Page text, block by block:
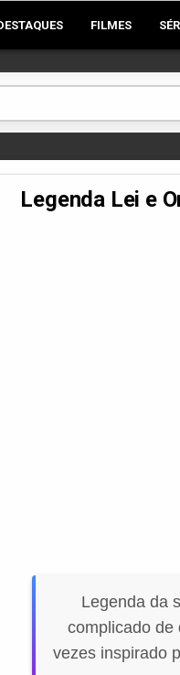
FILMES
Legenda Lei e
Legenda da
complicado de
vezes inspirado